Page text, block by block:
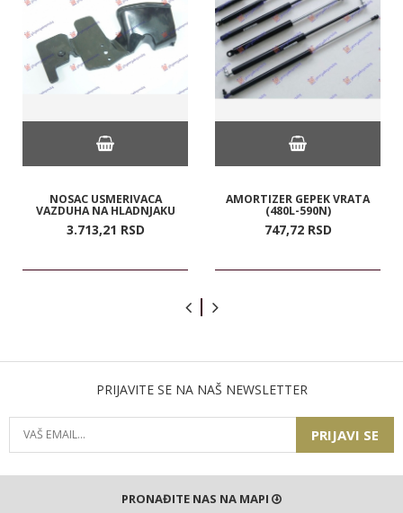
NOSAC USMERIVACA
VAZDUHA NA HLADNJAKU
3.713,21 RSD
AMORTIZER GEPEK VRATA
(480L-590N)
747,72 RSD
PRIJAVITE SE NA NAŠ NEWSLETTER
PRIJAVI SE
PRONAĐITE NAS NA MAPI